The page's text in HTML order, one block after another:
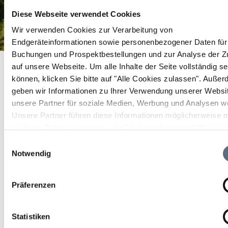
Diese Webseite verwendet Cookies
Wir verwenden Cookies zur Verarbeitung von
Endgeräteinformationen sowie personenbezogener Daten
Buchungen und Prospektbestellungen und zur Analyse der
auf unsere Webseite. Um alle Inhalte der Seite vollständig
können, klicken Sie bitte auf "Alle Cookies zulassen".
geben wir Informationen zu Ihrer Verwendung unserer
unsere Partner für soziale Medien, Werbung und Analysen
Unsere Partner führen diese Informationen möglicherweise
Notwendig
Präferenzen
Statistiken
Duende LOISACHJAZZ
Duende LOISACHJAZZ
Duende LOISACHJAZZ
Konzert